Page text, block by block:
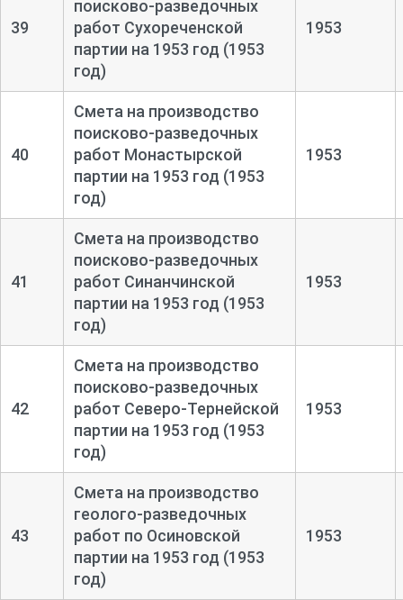
39
поисково-разведочных
работ Сухореченской
партии на 1953 год (1953
год)
1953
40
Смета на производство
поисково-разведочных
работ Монастырской
партии на 1953 год (1953
год)
1953
41
Смета на производство
поисково-разведочных
работ Синанчинской
партии на 1953 год (1953
год)
1953
42
Смета на производство
поисково-разведочных
работ Северо-Тернейской
партии на 1953 год (1953
год)
1953
43
Смета на производство
геолого-разведочных
работ по Осиновской
партии на 1953 год (1953
год)
1953